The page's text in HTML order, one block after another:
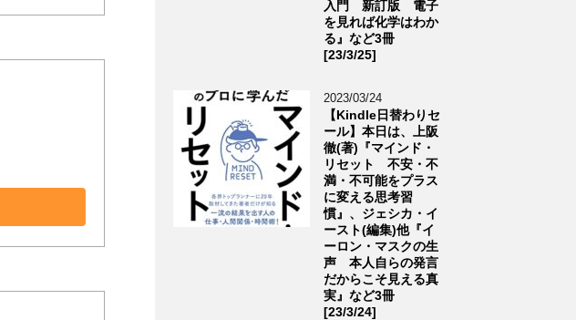
入門 新訂版 電子
を見れば化学はわか
る』など3冊
[23/3/25]
2023/03/24
【Kindle日替わりセ
ール】本日は、上阪
徹(著)『マインド・
リセット 不安・不
満・不可能をプラス
に変える思考習
慣』、ジェシカ・イ
ースト(編集)他『イ
ーロン・マスクの生
声 本人自らの発言
だからこそ見える真
実』など3冊
[23/3/24]